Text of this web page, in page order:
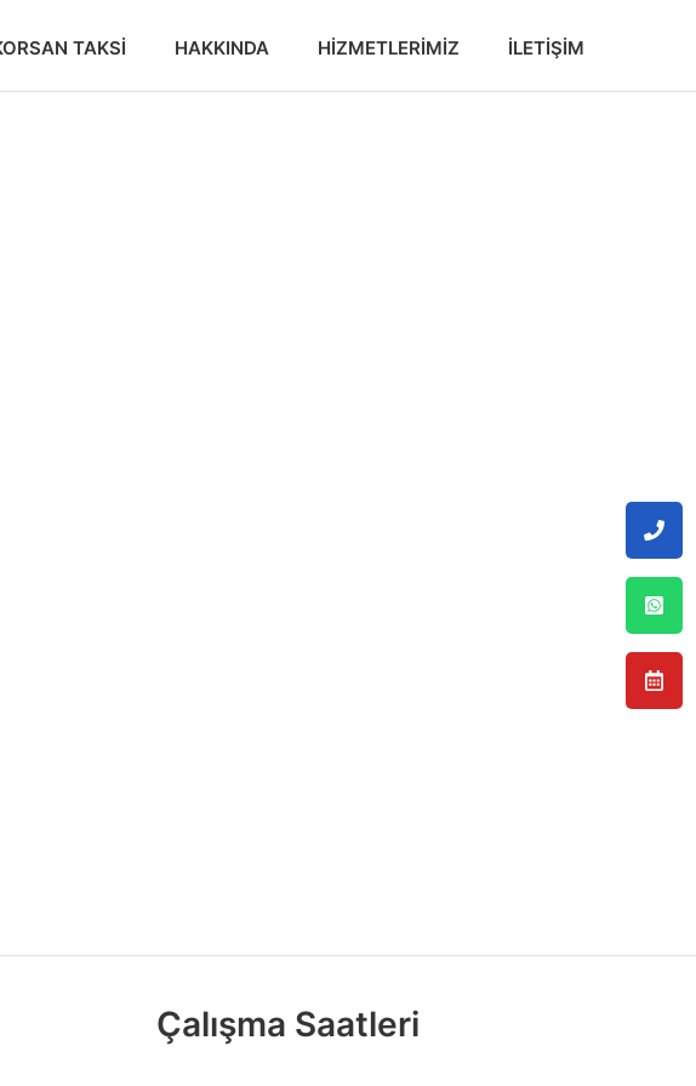
TAKSI HAKKINDA HIZMETLERIMIZ İLETIŞIM
Çalışma Saatleri